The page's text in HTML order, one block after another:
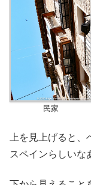
民家
上を見上げると
スペインらしいな